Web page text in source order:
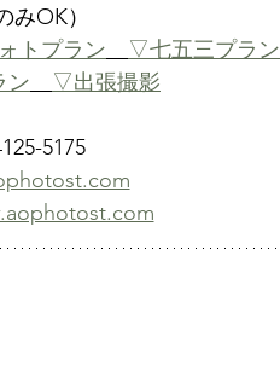
みOK）
トプラン
▽七五三プラン
ン
▽出張撮影
5175